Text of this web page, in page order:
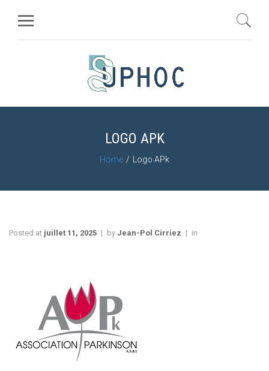
LOGO APK
Home Logo APk
Posted at juillet 11, 2025 by Jean-Pol Cirriez in